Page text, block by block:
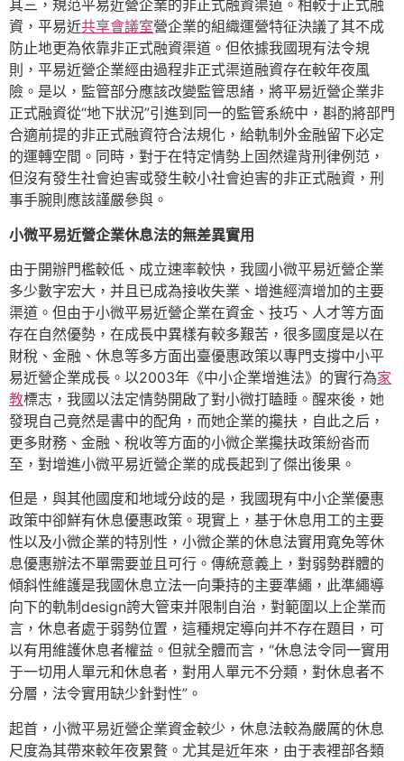
其三，規范平易近營企業的非正式融資渠道。相較于正式融
資，平易近共享會議室營企業的組織運營特征決議了其不成
防止地更為依靠非正式融資渠道。但依據我國現有法令規
則，平易近營企業經由過程非正式渠道融資存在較年夜風
險。是以，監管部分應該改變監管思緒，將平易近營企業非
正式融資從“地下狀況”引進到同一的監管系統中，斟酌將部門
合適前提的非正式融資符合法規化，給軌制外金融留下必定
的運轉空間。同時，對于在特定情勢上固然違背刑律例范，
但沒有發生社會迫害或發生較小社會迫害的非正式融資，刑
事手腕則應該謹嚴參與。
小微平易近營企業休息法的無差異實用
由于開辦門檻較低、成立速率較快，我國小微平易近營企業
多少數字宏大，并且已成為接收失業、增進經濟增加的主要
渠道。但由于小微平易近營企業在資金、技巧、人才等方面
存在自然優勢，在成長中異樣有較多艱苦，很多國度是以在
財稅、金融、休息等多方面出臺優惠政策以專門支撐中小平
易近營企業成長。以2003年《中小企業增進法》的實行為家
教標志，我國以法定情勢開啟了對小微打瞌睡。醒來後，她
發現自己竟然是書中的配角，而她企業的攙扶，自此之后，
更多財務、金融、稅收等方面的小微企業攙扶政策紛沓而
至，對增進小微平易近營企業的成長起到了傑出後果。
但是，與其他國度和地域分歧的是，我國現有中小企業優惠
政策中卻鮮有休息優惠政策。現實上，基于休息用工的主要
性以及小微企業的特別性，小微企業的休息法實用寬免等休
息優惠辦法不單需要並且可行。傳統意義上，對弱勢群體的
傾斜性維護是我國休息立法一向秉持的主要準繩，此準繩導
向下的軌制design誇大管束并限制自治，對範圍以上企業而
言，休息者處于弱勢位置，這種規定導向并不存在題目，可
以有用維護休息者權益。但就全體而言，“休息法令同一實用
于一切用人單元和休息者，對用人單元不分類，對休息者不
分層，法令實用缺少針對性”。
起首，小微平易近營企業資金較少，休息法較為嚴厲的休息
尺度為其帶來較年夜累贅。尤其是近年來，由于表裡部各類